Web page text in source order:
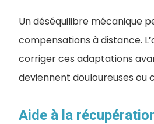
Un déséquilibre mécanique
compensations à distance.
corriger ces adaptations
deviennent douloureuses ou
Aide à la